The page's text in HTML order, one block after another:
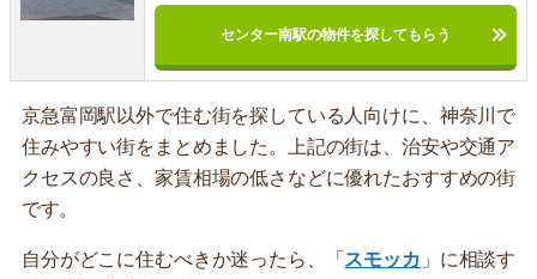
センター南駅の物件を探してもらう
京急富岡駅以外で住む街を探している人向けに、神奈川で
住みやすい街をまとめました。上記の街は、治安や交通ア
クセスの良さ、家賃相場の低さなどに優れたおすすめの街
です。
自分がどこに住むべきか迷ったら、「 スモッカ 」に相談す